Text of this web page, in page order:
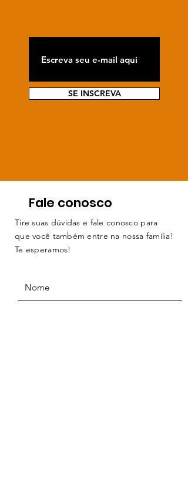
SE INSCREVA
Fale conosco
Tire suas dúvidas e fale conosco para
que você também entre na nossa família!
Te esperamos!